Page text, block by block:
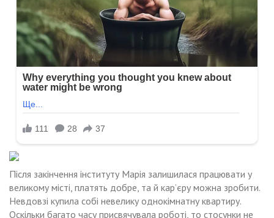
Після закінчення інституту Марія залишилася працювати у
великому місті, платять добре, та й кар’єру можна зробити.
Невдовзі купила собі невелику однокімнатну квартиру.
Оскільки багато часу присвячувала роботі, то стосунки не